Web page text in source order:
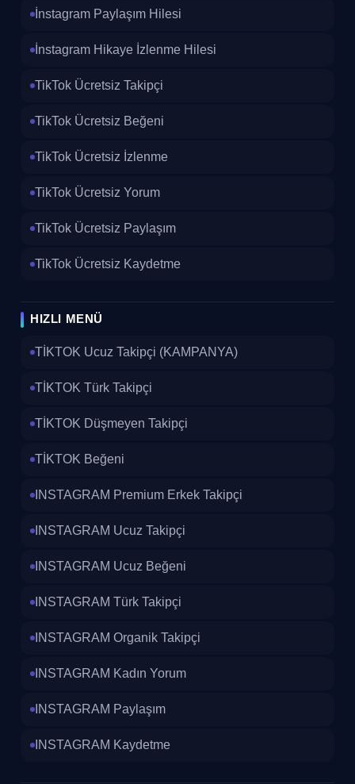
İnstagram Paylaşım Hilesi
İnstagram Hikaye İzlenme Hilesi
TikTok Ücretsiz Takipçi
TikTok Ücretsiz Beğeni
TikTok Ücretsiz İzlenme
TikTok Ücretsiz Yorum
TikTok Ücretsiz Paylaşım
TikTok Ücretsiz Kaydetme
HIZLI MENÜ
TİKTOK Ucuz Takipçi (KAMPANYA)
TİKTOK Türk Takipçi
TİKTOK Düşmeyen Takipçi
TİKTOK Beğeni
INSTAGRAM Premium Erkek Takipçi
INSTAGRAM Ucuz Takipçi
INSTAGRAM Ucuz Beğeni
INSTAGRAM Türk Takipçi
INSTAGRAM Organik Takipçi
INSTAGRAM Kadın Yorum
INSTAGRAM Paylaşım
INSTAGRAM Kaydetme